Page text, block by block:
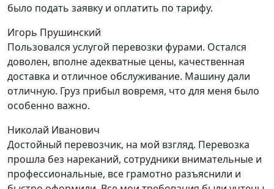
было подать заявку и оплатить по тарифу.
Игорь Прушинский
Пользовался услугой перевозки фурами. Остался
доволен, вполне адекватные цены, качественная
доставка и отличное обслуживание. Машину дали
отличную. Груз прибыл вовремя, что для меня было
особенно важно.
Николай Иванович
Достойный перевозчик, на мой взгляд. Перевозка
прошла без нареканий, сотрудники внимательные и
профессиональные, все грамотно разъяснили и